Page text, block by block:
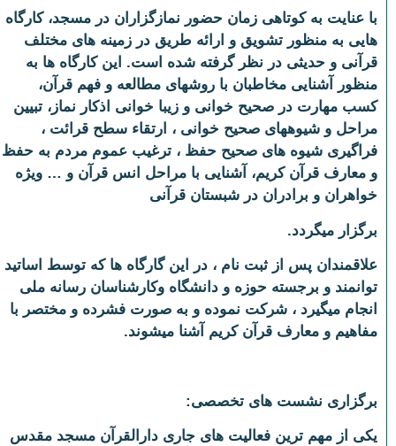
با عنایت به کوتاهی زمان حضور نمازگزاران در مسجد، کارگاه
هایی به منظور تشویق و ارائه طریق در زمینه های مختلف
قرآنی و حدیثی در نظر گرفته شده است. این کارگاه ها به
منظور آشنایی مخاطبان با روش­های مطالعه و فهم قرآن،
کسب مهارت در صحیح خوانی و زیبا خوانی اذکار نماز، تبیین
مراحل و شیوه­های صحیح خوانی ، ارتقاء سطح قرائت ،
فراگیری شیوه های صحیح حفظ ، ترغیب عموم مردم به حفظ
و معارف قرآن کریم، آشنایی با مراحل انس قرآن و …ویژه
خواهران و برادران در شبستان قرآنی
برگزار می­گردد.
علاقمندان پس از ثبت نام ، در این گارگاه ها که توسط اساتید
توانمند و برجسته حوزه و دانشگاه وکارشناسان رسانه ملی
انجام می­گیرد ، شرکت نموده و به صورت فشرده و مختصر با
مفاهیم و معارف قرآن کریم آشنا می­شوند.
برگزاری نشست های تخصصی:
یکی از مهم ترین فعالیت های جاری دارالقرآن مسجد مقدس